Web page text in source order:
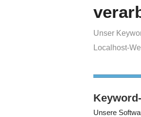
Unser
Localhost-
Unsere